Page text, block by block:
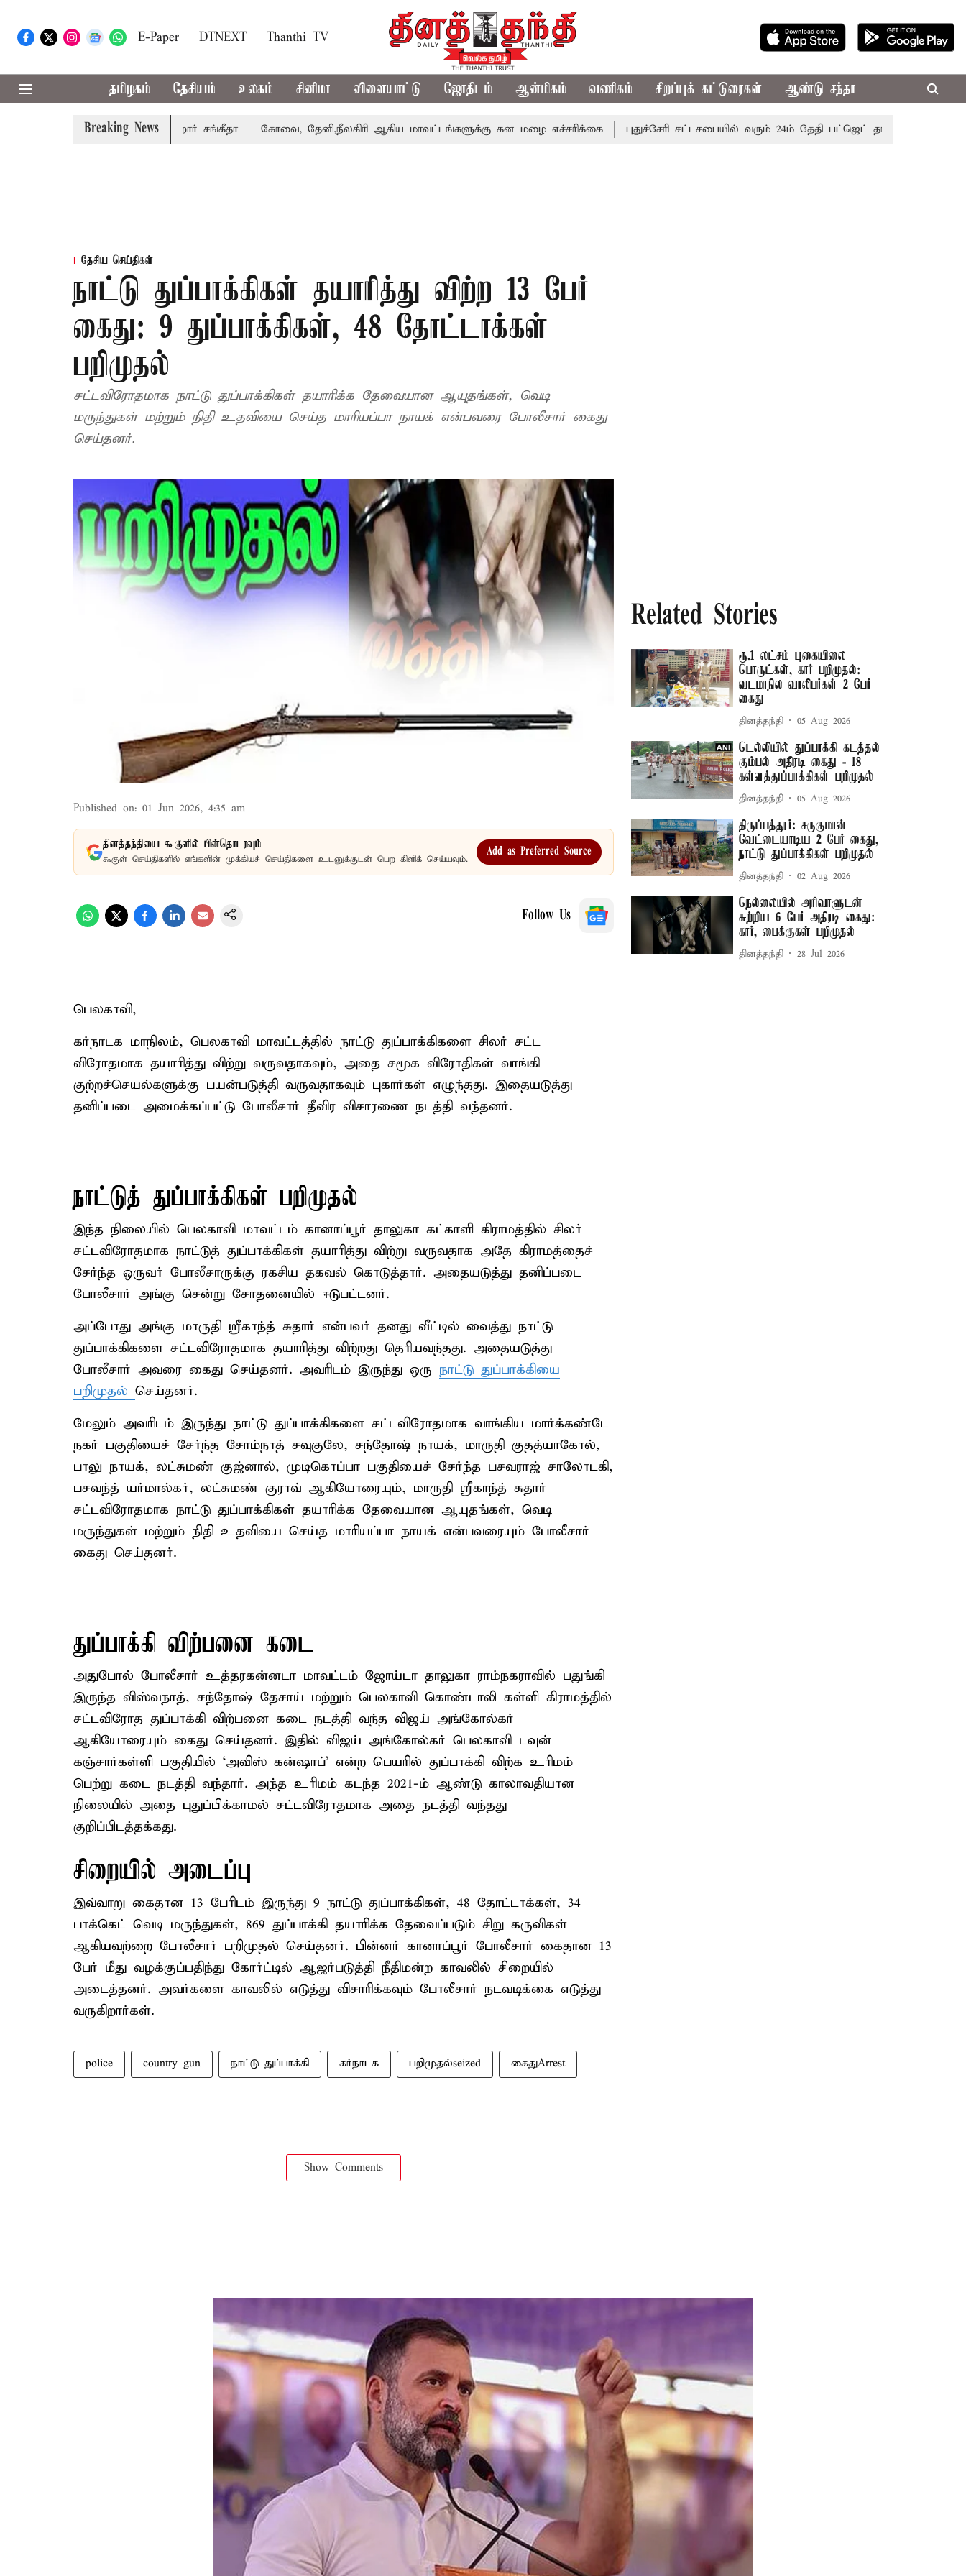
E-Paper DTNEXT Thanthi TV
தமிழகம் தேசியம் உலகம் சினிமா விளையாட்டு ஜோதிடம் ஆன்மிகம் வணிகம் சிறப்புக் கட்டுரைகள் ஆண்டு சந்தா
Breaking News
வழக்கை வாபஸ் பெற்றார் சங்கீதா கோவை, தேனி,நீலகிரி ஆகிய மாவட்டங்களுக்கு கன மழை எச்சரிக்கை புதுச்சேரி சட்டசபையில் வரும் 24ம் தேதி பட்ஜெட் தாக்கல் செய்கிறார் முதல்-
தேசிய செய்திகள்
நாட்டு துப்பாக்கிகள் தயாரித்து விற்ற 13 பேர்
கைது: 9 துப்பாக்கிகள், 48 தோட்டாக்கள்
பறிமுதல்
சட்டவிரோதமாக நாட்டு துப்பாக்கிகள் தயாரிக்க தேவையான ஆயுதங்கள், வெடி
மருந்துகள் மற்றும் நிதி உதவியை செய்த மாரியப்பா நாயக் என்பவரை போலீசார் கைது
செய்தனர்.
Published on: 01 Jun 2026, 4:35 am
தினத்தந்தியை கூகுளில் பின்தொடரவும்
கூகுள் செய்திகளில் எங்களின் முக்கியச் செய்திகளை உடனுக்குடன் பெற கிளிக் செய்யவும்.
Add as Preferred Source
Follow Us
பெலகாவி,
கர்நாடக மாநிலம், பெலகாவி மாவட்டத்தில் நாட்டு துப்பாக்கிகளை சிலர் சட்ட
விரோதமாக தயாரித்து விற்று வருவதாகவும், அதை சமூக விரோதிகள் வாங்கி
குற்றச்செயல்களுக்கு பயன்படுத்தி வருவதாகவும் புகார்கள் எழுந்தது. இதையடுத்து
தனிப்படை அமைக்கப்பட்டு போலீசார் தீவிர விசாரணை நடத்தி வந்தனர்.
நாட்டுத் துப்பாக்கிகள் பறிமுதல்
இந்த நிலையில் பெலகாவி மாவட்டம் கானாப்பூர் தாலுகா கட்காளி கிராமத்தில் சிலர்
சட்டவிரோதமாக நாட்டுத் துப்பாக்கிகள் தயாரித்து விற்று வருவதாக அதே கிராமத்தைச்
சேர்ந்த ஒருவர் போலீசாருக்கு ரகசிய தகவல் கொடுத்தார். அதையடுத்து தனிப்படை
போலீசார் அங்கு சென்று சோதனையில் ஈடுபட்டனர்.
அப்போது அங்கு மாருதி ஸ்ரீகாந்த் சுதார் என்பவர் தனது வீட்டில் வைத்து நாட்டு
துப்பாக்கிகளை சட்டவிரோதமாக தயாரித்து விற்றது தெரியவந்தது. அதையடுத்து
போலீசார் அவரை கைது செய்தனர். அவரிடம் இருந்து ஒரு நாட்டு துப்பாக்கியை
பறிமுதல் செய்தனர்.
மேலும் அவரிடம் இருந்து நாட்டு துப்பாக்கிகளை சட்டவிரோதமாக வாங்கிய மார்க்கண்டே
நகர் பகுதியைச் சேர்ந்த சோம்நாத் சவுகுலே, சந்தோஷ் நாயக், மாருதி குதத்யாகோல்,
பாலு நாயக், லட்சுமண் குஜ்னால், முடிகொப்பா பகுதியைச் சேர்ந்த பசவராஜ் சாலோடகி,
பசவந்த் யர்மால்கர், லட்சுமண் குராவ் ஆகியோரையும், மாருதி ஸ்ரீகாந்த் சுதார்
சட்டவிரோதமாக நாட்டு துப்பாக்கிகள் தயாரிக்க தேவையான ஆயுதங்கள், வெடி
மருந்துகள் மற்றும் நிதி உதவியை செய்த மாரியப்பா நாயக் என்பவரையும் போலீசார்
கைது செய்தனர்.
துப்பாக்கி விற்பனை கடை
அதுபோல் போலீசார் உத்தரகன்னடா மாவட்டம் ஜோய்டா தாலுகா ராம்நகராவில் பதுங்கி
இருந்த விஸ்வநாத், சந்தோஷ் தேசாய் மற்றும் பெலகாவி கொண்டாலி கள்ளி கிராமத்தில்
சட்டவிரோத துப்பாக்கி விற்பனை கடை நடத்தி வந்த விஜய் அங்கோல்கர்
ஆகியோரையும் கைது செய்தனர். இதில் விஜய் அங்கோல்கர் பெலகாவி டவுன்
கஞ்சார்கள்ளி பகுதியில் ‘அவிஸ் கன்ஷாப்’ என்ற பெயரில் துப்பாக்கி விற்க உரிமம்
பெற்று கடை நடத்தி வந்தார். அந்த உரிமம் கடந்த 2021-ம் ஆண்டு காலாவதியான
நிலையில் அதை புதுப்பிக்காமல் சட்டவிரோதமாக அதை நடத்தி வந்தது
குறிப்பிடத்தக்கது.
சிறையில் அடைப்பு
இவ்வாறு கைதான 13 பேரிடம் இருந்து 9 நாட்டு துப்பாக்கிகள், 48 தோட்டாக்கள், 34
பாக்கெட் வெடி மருந்துகள், 869 துப்பாக்கி தயாரிக்க தேவைப்படும் சிறு கருவிகள்
ஆகியவற்றை போலீசார் பறிமுதல் செய்தனர். பின்னர் கானாப்பூர் போலீசார் கைதான 13
பேர் மீது வழக்குப்பதிந்து கோர்ட்டில் ஆஜர்படுத்தி நீதிமன்ற காவலில் சிறையில்
அடைத்தனர். அவர்களை காவலில் எடுத்து விசாரிக்கவும் போலீசார் நடவடிக்கை எடுத்து
வருகிறார்கள்.
police country gun நாட்டு துப்பாக்கி கர்நாடக பறிமுதல்seized கைதுArrest
Show Comments
Related Stories
ரூ.1 லட்சம் புகையிலை
பொருட்கள், கார் பறிமுதல்:
வடமாநில வாலிபர்கள் 2 பேர்
கைது
தினத்தந்தி 05 Aug 2026
டெல்லியில் துப்பாக்கி கடத்தல்
கும்பல் அதிரடி கைது - 18
கள்ளத்துப்பாக்கிகள் பறிமுதல்
தினத்தந்தி 05 Aug 2026
திருப்பத்தூர்: சருகுமான்
வேட்டையாடிய 2 பேர் கைது,
நாட்டு துப்பாக்கிகள் பறிமுதல்
தினத்தந்தி 02 Aug 2026
நெல்லையில் அரிவாளுடன்
சுற்றிய 6 பேர் அதிரடி கைது:
கார், பைக்குகள் பறிமுதல்
தினத்தந்தி 28 Jul 2026